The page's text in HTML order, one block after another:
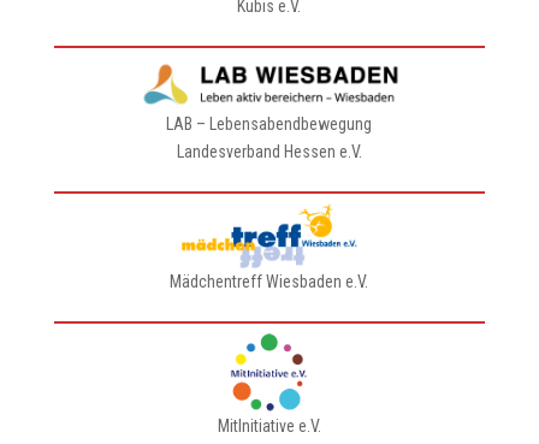
Kubis e.V.
LAB – Lebensabendbewegung
Landesverband Hessen e.V.
Mädchentreff Wiesbaden e.V.
MitInitiative e.V.